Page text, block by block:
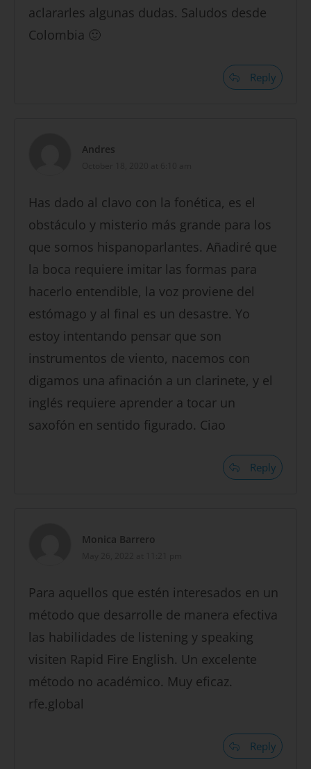
aclararles algunas dudas. Saludos desde
Colombia 🙂
Reply
Andres
Has dado al clavo con la fonética, es el
obstáculo y misterio más grande para los
que somos hispanoparlantes. Añadiré que
la boca requiere imitar las formas para
hacerlo entendible, la voz proviene del
estómago y al final es un desastre. Yo
estoy intentando pensar que son
instrumentos de viento, nacemos con
digamos una afinación a un clarinete, y el
inglés requiere aprender a tocar un
saxofón en sentido figurado. Ciao
Reply
Monica Barrero
Para aquellos que estén interesados en un
método que desarrolle de manera efectiva
las habilidades de listening y speaking
visiten Rapid Fire English. Un excelente
método no académico. Muy eficaz.
rfe.global
Reply